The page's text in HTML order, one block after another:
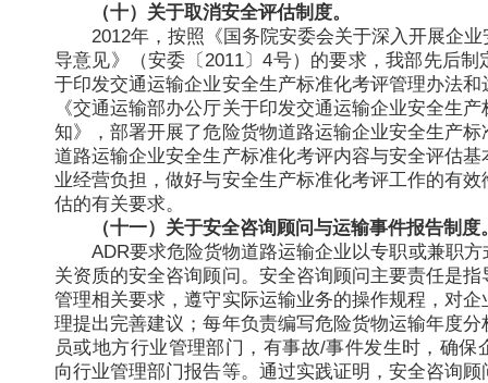
（十）关于取消安全评估制度。
2012年，按照《国务院安委会关于深入开展企
导意见》（安委〔2011〕4号）的要求，我部先后
于印发交通运输企业安全生产标准化考评管理办法
《交通运输部办公厅关于印发交通运输企业安全生
知》，部署开展了危险货物道路运输企业安全生产
道路运输企业安全生产标准化考评内容与安全评估
业经营负担，做好与安全生产标准化考评工作的有
估的有关要求。
（十一）关于安全咨询顾问与运输事件报告制度
ADR要求危险货物道路运输企业以专职或兼职
关资质的安全咨询顾问。安全咨询顾问主要责任是
管理相关要求，遵守实际运输业务的操作规程，对
理提出完善建议；每年负责编写危险货物运输年度
员或地方行业管理部门，有事故/事件发生时，确保
向行业管理部门报告等。通过实践证明，安全咨询